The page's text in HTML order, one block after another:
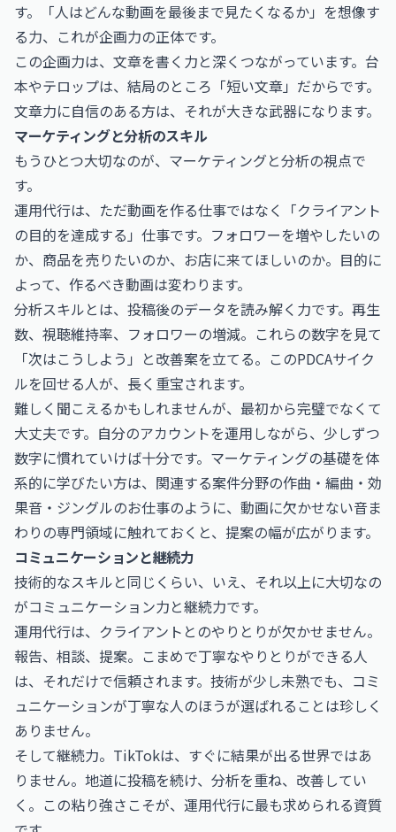
す。「人はどんな動画を最後まで見たくなるか」を想像す
る力、これが企画力の正体です。
この企画力は、文章を書く力と深くつながっています。台
本やテロップは、結局のところ「短い文章」だからです。
文章力に自信のある方は、それが大きな武器になります。
マーケティングと分析のスキル
もうひとつ大切なのが、マーケティングと分析の視点で
す。
運用代行は、ただ動画を作る仕事ではなく「クライアント
の目的を達成する」仕事です。フォロワーを増やしたいの
か、商品を売りたいのか、お店に来てほしいのか。目的に
よって、作るべき動画は変わります。
分析スキルとは、投稿後のデータを読み解く力です。再生
数、視聴維持率、フォロワーの増減。これらの数字を見て
「次はこうしよう」と改善案を立てる。このPDCAサイク
ルを回せる人が、長く重宝されます。
難しく聞こえるかもしれませんが、最初から完璧でなくて
大丈夫です。自分のアカウントを運用しながら、少しずつ
数字に慣れていけば十分です。マーケティングの基礎を体
系的に学びたい方は、関連する案件分野の作曲・編曲・効
果音・ジングルのお仕事のように、動画に欠かせない音ま
わりの専門領域に触れておくと、提案の幅が広がります。
コミュニケーションと継続力
技術的なスキルと同じくらい、いえ、それ以上に大切なの
がコミュニケーション力と継続力です。
運用代行は、クライアントとのやりとりが欠かせません。
報告、相談、提案。こまめで丁寧なやりとりができる人
は、それだけで信頼されます。技術が少し未熟でも、コミ
ュニケーションが丁寧な人のほうが選ばれることは珍しく
ありません。
そして継続力。TikTokは、すぐに結果が出る世界ではあ
りません。地道に投稿を続け、分析を重ね、改善してい
く。この粘り強さこそが、運用代行に最も求められる資質